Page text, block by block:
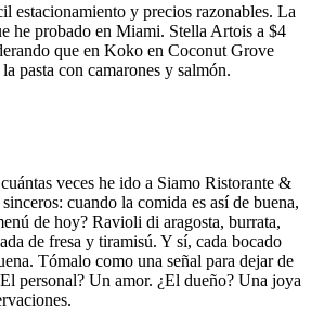
estacionamiento y precios razonables. La
he probado en Miami. Stella Artois a $4
que en Koko en Coconut Grove
pasta con camarones y salmón.
veces he ido a Siamo Ristorante &
cuando la comida es así de buena,
de hoy? Ravioli di aragosta, burrata,
de fresa y tiramisú. Y sí, cada bocado
Tómalo como una señal para dejar de
personal? Un amor. ¿El dueño? Una joya